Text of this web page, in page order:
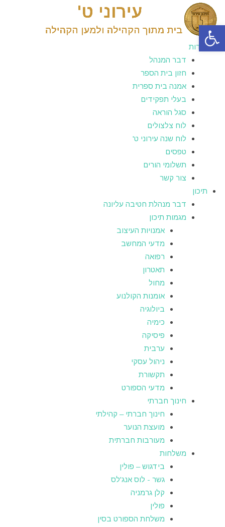
אודות
דבר המנהל
חזון בית הספר
אמנה בית ספרית
בעלי תפקידים
סגל הוראה
לוח צלצולים
לוח שנה עירוני ט'
טפסים
תשלומי הורים
צור קשר
תיכון
דבר מנהלת חטיבה עליונה
מגמות תיכון
אמנויות העיצוב
מדעי המחשב
רפואה
תאטרון
מחול
אומנות הקולנוע
ביולוגיה
כימיה
פיסיקה
ערבית
ניהול עסקי
תקשורת
מדעי הספורט
חינוך חברתי
חינוך חברתי – קהילתי
מועצת הנוער
מעורבות חברתית
משלחות
בידגוש – פולין
גשר - לוס אנג'לס
קלן גרמניה
פולין
משלחת הספורט בסין
פתח סרגל נגישות